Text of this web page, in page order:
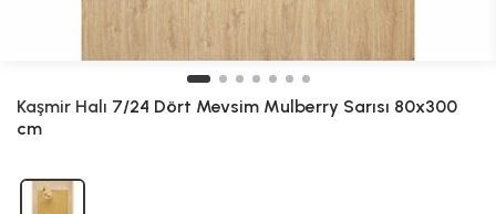
Kaşmir Halı 7/24 Dört Mevsim Mulberry Sarısı 80x300
cm